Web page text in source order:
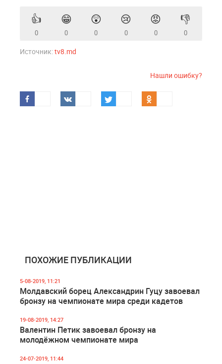
👍
0
😁
0
😲
0
😢
0
😡
0
👎
0
Источник:tv8.md
Нашли ошибку?
ПОХОЖИЕ ПУБЛИКАЦИИ
5-08-2019, 11:21
Молдавский борец Александрин Гуцу завоевал
бронзу на чемпионате мира среди кадетов
19-08-2019, 14:27
Валентин Петик завоевал бронзу на
молодёжном чемпионате мира
24-07-2019, 11:44